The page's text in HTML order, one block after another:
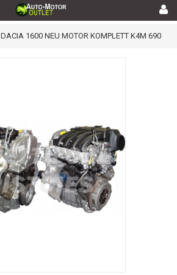
DACIA 1600 NEU MOTOR KOMPLETT K4M 690